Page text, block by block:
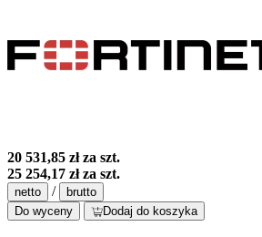
20 531,85 złza szt.
25 254,17 złza szt.
netto /
brutto
Do wyceny
Dodaj do koszyka